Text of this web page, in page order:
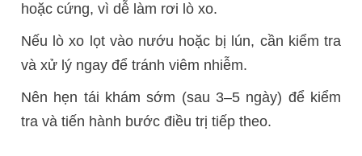
hoặc cứng, vì dễ làm rơi lò xo.
Nếu lò xo lọt vào nướu hoặc bị lún, cần kiểm tra
và xử lý ngay để tránh viêm nhiễm.
Nên hẹn tái khám sớm (sau 3–5 ngày) để kiểm
tra và tiến hành bước điều trị tiếp theo.